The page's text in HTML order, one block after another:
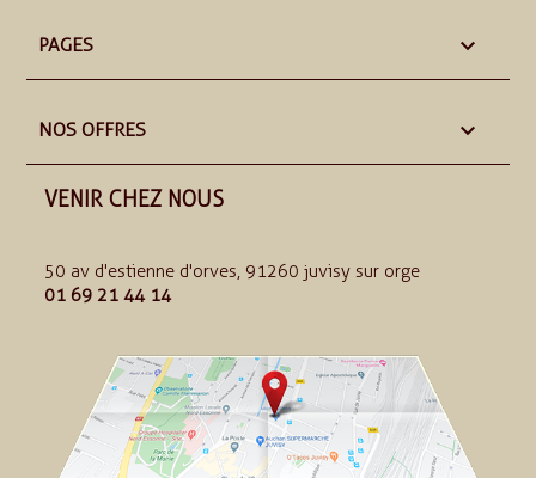
PAGES 
NOS OFFRES 
VENIR CHEZ NOUS
50 av d'estienne d'orves, 91260 juvisy sur orge
01 69 21 44 14